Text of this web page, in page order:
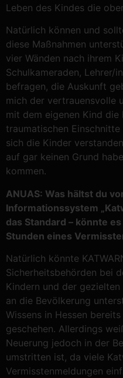
Leben des Kindes die
Natürlich können und
diese Maßnahmen
vier Wänden nach ihrem
Schulkameraden, Lehrer/
befragen, die Auskunft
mich der vertrauensvolle
mit dem eigenen Kind die
traumatischen
sich die Kinder
auf gar keinen Grund
kommen.
ANUAS: Was hältst du
Informationssystem
das Standard – könnte
Stunden eines
Natürlich könnte
Sicherheitsbehörden bei
Kindern und der
an die Bevölkerung
Wissens in Hessen
geschehen. Allerdings
Neuerung jedoch in der
umstritten ist, da viele
Vermisstenmeldungen